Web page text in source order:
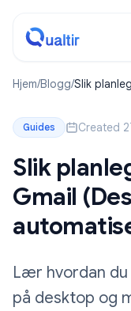
Hjem/Blogg/Slik
Guides Created
Slik
Gmail
Lær hvordan
på desktop og